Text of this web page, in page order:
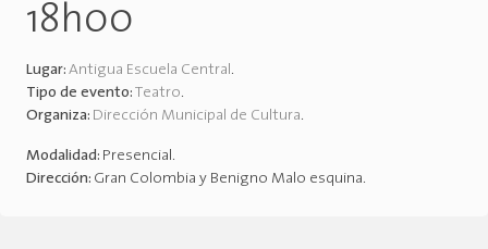
18h00
Lugar: Antigua Escuela Central.
Tipo de evento: Teatro.
Organiza: Dirección Municipal de Cultura.
Modalidad: Presencial.
Dirección: Gran Colombia y Benigno Malo esquina.